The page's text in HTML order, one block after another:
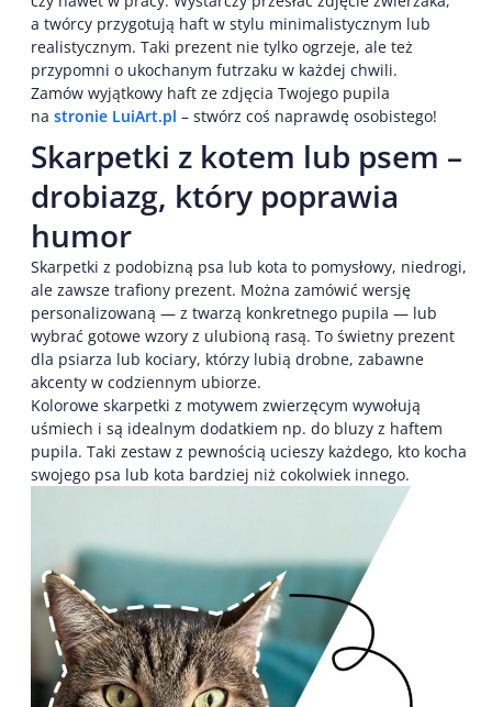
a twórcy przygotują haft w stylu minimalistycznym lub
realistycznym. Taki prezent nie tylko ogrzeje, ale też
przypomni o ukochanym futrzaku w każdej chwili.
Zamów wyjątkowy haft ze zdjęcia Twojego pupila
na stronie LuiArt.pl – stwórz coś naprawdę osobistego!
Skarpetki z kotem lub psem –
drobiazg, który poprawia
humor
Skarpetki z podobizną psa lub kota to pomysłowy, niedrogi,
ale zawsze trafiony prezent. Można zamówić wersję
personalizowaną — z twarzą konkretnego pupila — lub
wybrać gotowe wzory z ulubioną rasą. To świetny prezent
dla psiarza lub kociary, którzy lubią drobne, zabawne
akcenty w codziennym ubiorze.
Kolorowe skarpetki z motywem zwierzęcym wywołują
uśmiech i są idealnym dodatkiem np. do bluzy z haftem
pupila. Taki zestaw z pewnością ucieszy każdego, kto kocha
swojego psa lub kota bardziej niż cokolwiek innego.